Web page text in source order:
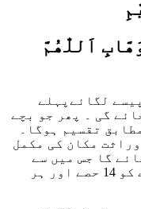
اَللّٰھُمَّ
لگائےپہلے
کی جائے گی ۔ پھر جو بچے
تقسیم ہوگا۔
مکان کی مکمل
جائے گا جس میں سے
مرحوم کی زوجہ کو 6 حصے، ہر بیٹے کو 14 حصے اور ہر